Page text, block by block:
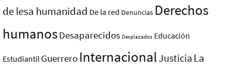
de lesa humanidad De la red Denuncias Derechos
humanosDesaparecidos Desplazados Educación
Estudiantil Guerrero InternacionalJusticia La